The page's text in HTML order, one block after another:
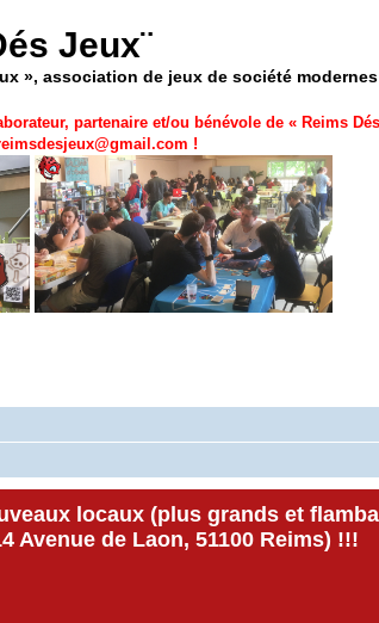
Jeux¨
», association de jeux de société
partenaire et/ou bénévole de « Reims
!
locaux (plus grands et
Avenue de Laon, 51100 Reims) !!!